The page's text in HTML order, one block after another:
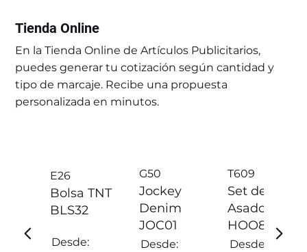
Bolsas Algodón
Tienda Online
En la Tienda Online de Artículos Publicitarios,
puedes generar tu cotización según cantidad y
tipo de marcaje. Recibe una propuesta
personalizada en minutos.
E26
Bolsa TNT
BLS32
Desde:
G50
Jockey
Denim
JOC01
Desde:
T609
Set de
Asado
HOO81
Desde: